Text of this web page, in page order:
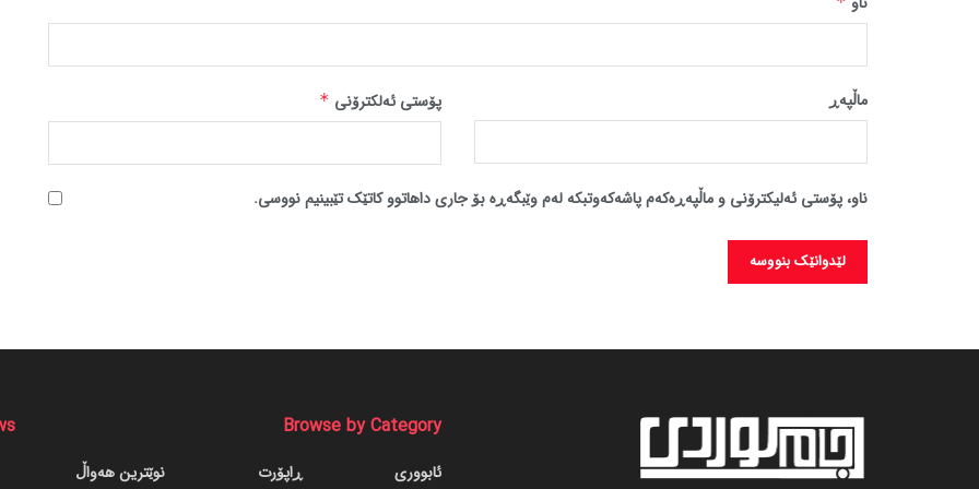
پۆستی ئەلکترۆنی * ماڵپه‌ڕ
ناو، پۆستی ئەلیکترۆنی و ماڵپەڕەکەم پاشەکەوتبکە لەم وێبگەڕە بۆ جاری داهاتوو کاتێک تێبینیم نووسی.
Browse by Category
ئابووری ڕاپۆرت نوێترین هەواڵ